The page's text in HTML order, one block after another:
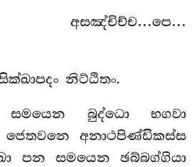
අසඤ්චිච්ච…පෙ…
නිට්ඨිතං.
සමයෙන බුද්ධො භගවා
ජෙතවනෙ අනාථපිණ්ඩිකස්ස
පන සමයෙන ඡබ්බග්ගියා